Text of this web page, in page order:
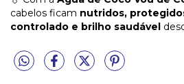
cabelos ficam nutridos,
controlado e brilho saudável